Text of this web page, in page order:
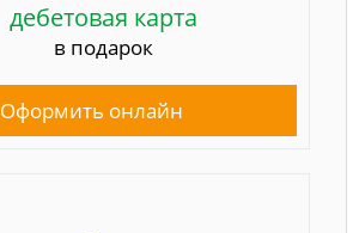
дебетовая карта
в подарок
Оформить онлайн